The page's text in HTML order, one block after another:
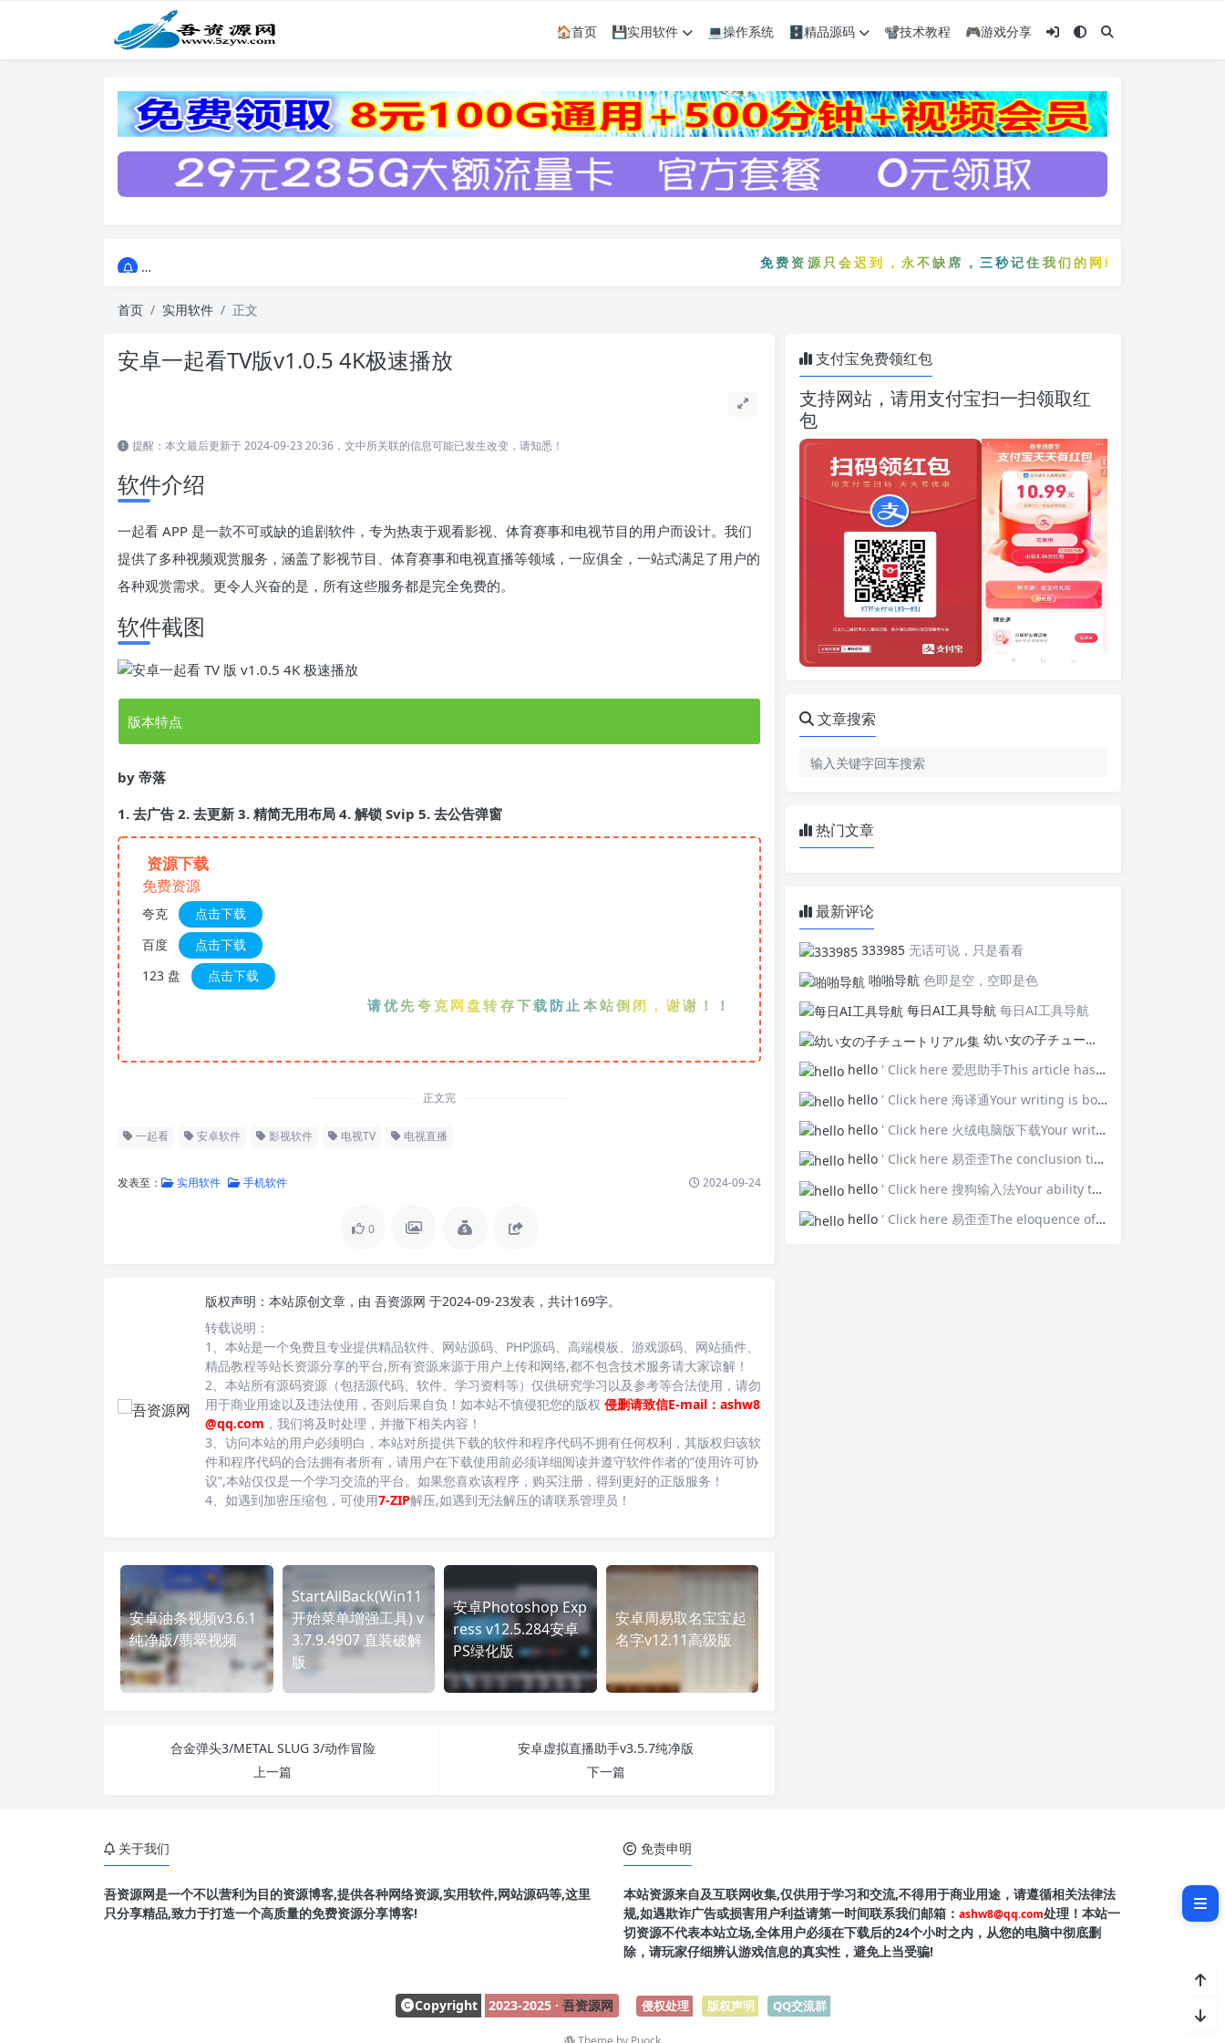
🏠首页 💾实用软件 💻操作系统 🗄️精品源码 📽️技术教程 🎮游戏分享
免费资源只会迟到，永不缺席，三秒记住我们的网站：5zyw.com
首页 实用软件 正文
安卓一起看TV版v1.0.5 4K极速播放
提醒：本文最后更新于 2024-09-23 20:36，文中所关联的信息可能已发生改变，请知悉！
软件介绍
一起看 APP 是一款不可或缺的追剧软件，专为热衷于观看影视、体育赛事和电视节目的用户而设计。我们
提供了多种视频观赏服务，涵盖了影视节目、体育赛事和电视直播等领域，一应俱全，一站式满足了用户的
各种观赏需求。更令人兴奋的是，所有这些服务都是完全免费的。
软件截图
版本特点
by 帝落
1. 去广告 2. 去更新 3. 精简无用布局 4. 解锁 Svip 5. 去公告弹窗
资源下载
免费资源
夸克
点击下载
百度
点击下载
123 盘
点击下载
请优先夸克网盘转存下载防止本站倒闭，谢谢！！！
正文完
一起看 安卓软件 影视软件 电视TV 电视直播
发表至： 实用软件 手机软件 2024-09-24
0
版权声明： 本站原创文章，由 吾资源网 于2024-09-23发表，共计169字。
转载说明：
1、本站是一个免费且专业提供精品软件、网站源码、PHP源码、高端模板、游戏源码、网站插件、
精品教程等站长资源分享的平台,所有资源来源于用户上传和网络,都不包含技术服务请大家谅解！
2、本站所有源码资源（包括源代码、软件、学习资料等）仅供研究学习以及参考等合法使用，请勿
用于商业用途以及违法使用，否则后果自负！如本站不慎侵犯您的版权 侵删请致信E-mail：ashw8
@qq.com ，我们将及时处理，并撤下相关内容！
3、访问本站的用户必须明白，本站对所提供下载的软件和程序代码不拥有任何权利，其版权归该软
件和程序代码的合法拥有者所有，请用户在下载使用前必须详细阅读并遵守软件作者的“使用许可协
议”,本站仅仅是一个学习交流的平台。如果您喜欢该程序，购买注册，得到更好的正版服务！
4、如遇到加密压缩包，可使用7-ZIP解压,如遇到无法解压的请联系管理员！
安卓油条视频v3.6.1
纯净版/翡翠视频
StartAllBack(Win11
开始菜单增强工具) v
3.7.9.4907 直装破解
版
安卓Photoshop Exp
ress v12.5.284安卓
PS绿化版
安卓周易取名宝宝起
名字v12.11高级版
合金弹头3/METAL SLUG 3/动作冒险
上一篇
安卓虚拟直播助手v3.5.7纯净版
下一篇
支付宝免费领红包
支持网站，请用支付宝扫一扫领取红
包
文章搜索
热门文章
最新评论
333985 无话可说，只是看看
啪啪导航 色即是空，空即是色
每日AI工具导航 每日AI工具导航
幼い女の子チュートリアル集
hello ' Click here 爱思助手This article has opened my eyes to new ideas—thank you!
hello ' Click here 海译通Your writing is both powerful and poignant.
hello ' Click here 火绒电脑版下载Your writing touches upon universal themes that resonate with many.
hello ' Click here 易歪歪The conclusion ties everything together brilliantly.
hello ' Click here 搜狗输入法Your ability to connect with the audience is impressive.
hello ' Click here 易歪歪The eloquence of your prose elevates the discussion.
软件截图
关于我们
吾资源网是一个不以营利为目的资源博客,提供各种网络资源,实用软件,网站源码等,这里
只分享精品,致力于打造一个高质量的免费资源分享博客!
免责申明
本站资源来自及互联网收集,仅供用于学习和交流,不得用于商业用途，请遵循相关法律法
规,如遇欺诈广告或损害用户利益请第一时间联系我们邮箱： ashw8@qq.com处理！本站一
切资源不代表本站立场,全体用户必须在下载后的24个小时之内，从您的电脑中彻底删
除，请玩家仔细辨认游戏信息的真实性，避免上当受骗!
Copyright 2023-2025 · 吾资源网 侵权处理 版权声明 QQ交流群